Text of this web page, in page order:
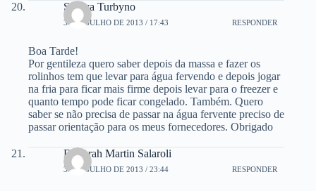
Soraya Turbyno
30 DE JULHO DE 2013 / 17:43 RESPONDER
Boa Tarde!
Por gentileza quero saber depois da massa e fazer os
rolinhos tem que levar para água fervendo e depois jogar
na fria para ficar mais firme depois levar para o freezer e
quanto tempo pode ficar congelado. Também. Quero
saber se não precisa de passar na água fervente preciso de
passar orientação para os meus fornecedores. Obrigado
Deborah Martin Salaroli
30 DE JULHO DE 2013 / 23:44 RESPONDER